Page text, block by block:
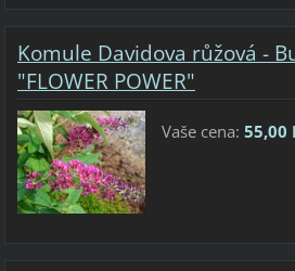
Komule Davidova růžová -
"FLOWER POWER"
Vaše cena: 55,00